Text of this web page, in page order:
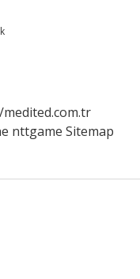
nttgame Sitemap